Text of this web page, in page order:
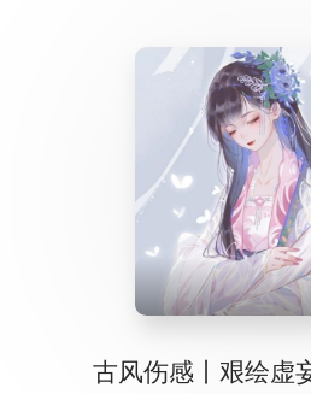
古风伤感丨艰绘虚